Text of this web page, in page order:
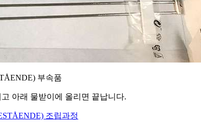
부속품
아래 물받이에 올리면 끝납니다.